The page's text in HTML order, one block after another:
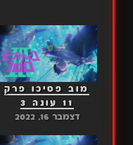
מוב פסיכו פרק
11 עונה 3
דצמבר 16, 2022